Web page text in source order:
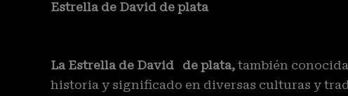
Estrella de David de plata
La Estrella de David de plata, también
historia y significado en diversas culturas y